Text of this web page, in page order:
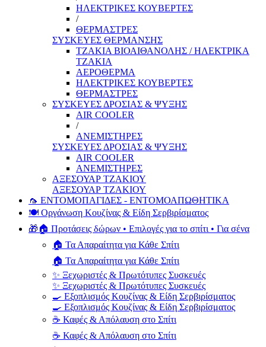
ΗΛΕΚΤΡΙΚΕΣ ΚΟΥΒΕΡΤΕΣ
/
ΘΕΡΜΑΣΤΡΕΣ
ΣΥΣΚΕΥΕΣ ΘΕΡΜΑΝΣΗΣ
ΤΖΑΚΙΑ ΒΙΟΑΙΘΑΝΟΛΗΣ / ΗΛΕΚΤΡΙΚΑ
ΤΖΑΚΙΑ
ΑΕΡΟΘΕΡΜΑ
ΗΛΕΚΤΡΙΚΕΣ ΚΟΥΒΕΡΤΕΣ
ΘΕΡΜΑΣΤΡΕΣ
ΣΥΣΚΕΥΕΣ ΔΡΟΣΙΑΣ & ΨΥΞΗΣ
AIR COOLER
/
ΑΝΕΜΙΣΤΗΡΕΣ
ΣΥΣΚΕΥΕΣ ΔΡΟΣΙΑΣ & ΨΥΞΗΣ
AIR COOLER
ΑΝΕΜΙΣΤΗΡΕΣ
ΑΞΕΣΟΥΑΡ ΤΖΑΚΙΟΥ
ΑΞΕΣΟΥΑΡ ΤΖΑΚΙΟΥ
🦟 ΕΝΤΟΜΟΠΑΓΙΔΕΣ - ΕΝΤΟΜΟΑΠΩΘΗΤΙΚΑ
🍽️ Οργάνωση Κουζίνας & Είδη Σερβιρίσματος
🎁🏠 Προτάσεις δώρων • Επιλογές για το σπίτι • Για σένα
🏠 Τα Απαραίτητα για Κάθε Σπίτι
🏠 Τα Απαραίτητα για Κάθε Σπίτι
✨ Ξεχωριστές & Πρωτότυπες Συσκευές
✨ Ξεχωριστές & Πρωτότυπες Συσκευές
🍳 Εξοπλισμός Κουζίνας & Είδη Σερβιρίσματος
🍳 Εξοπλισμός Κουζίνας & Είδη Σερβιρίσματος
☕ Καφές & Απόλαυση στο Σπίτι
☕ Καφές & Απόλαυση στο Σπίτι